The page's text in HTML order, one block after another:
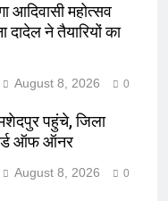
आदिवासी महोत्सव
ने तैयारियों का
August 8, 2026 0
पहुंचे, जिला
ऑफ ऑनर
August 8, 2026 0